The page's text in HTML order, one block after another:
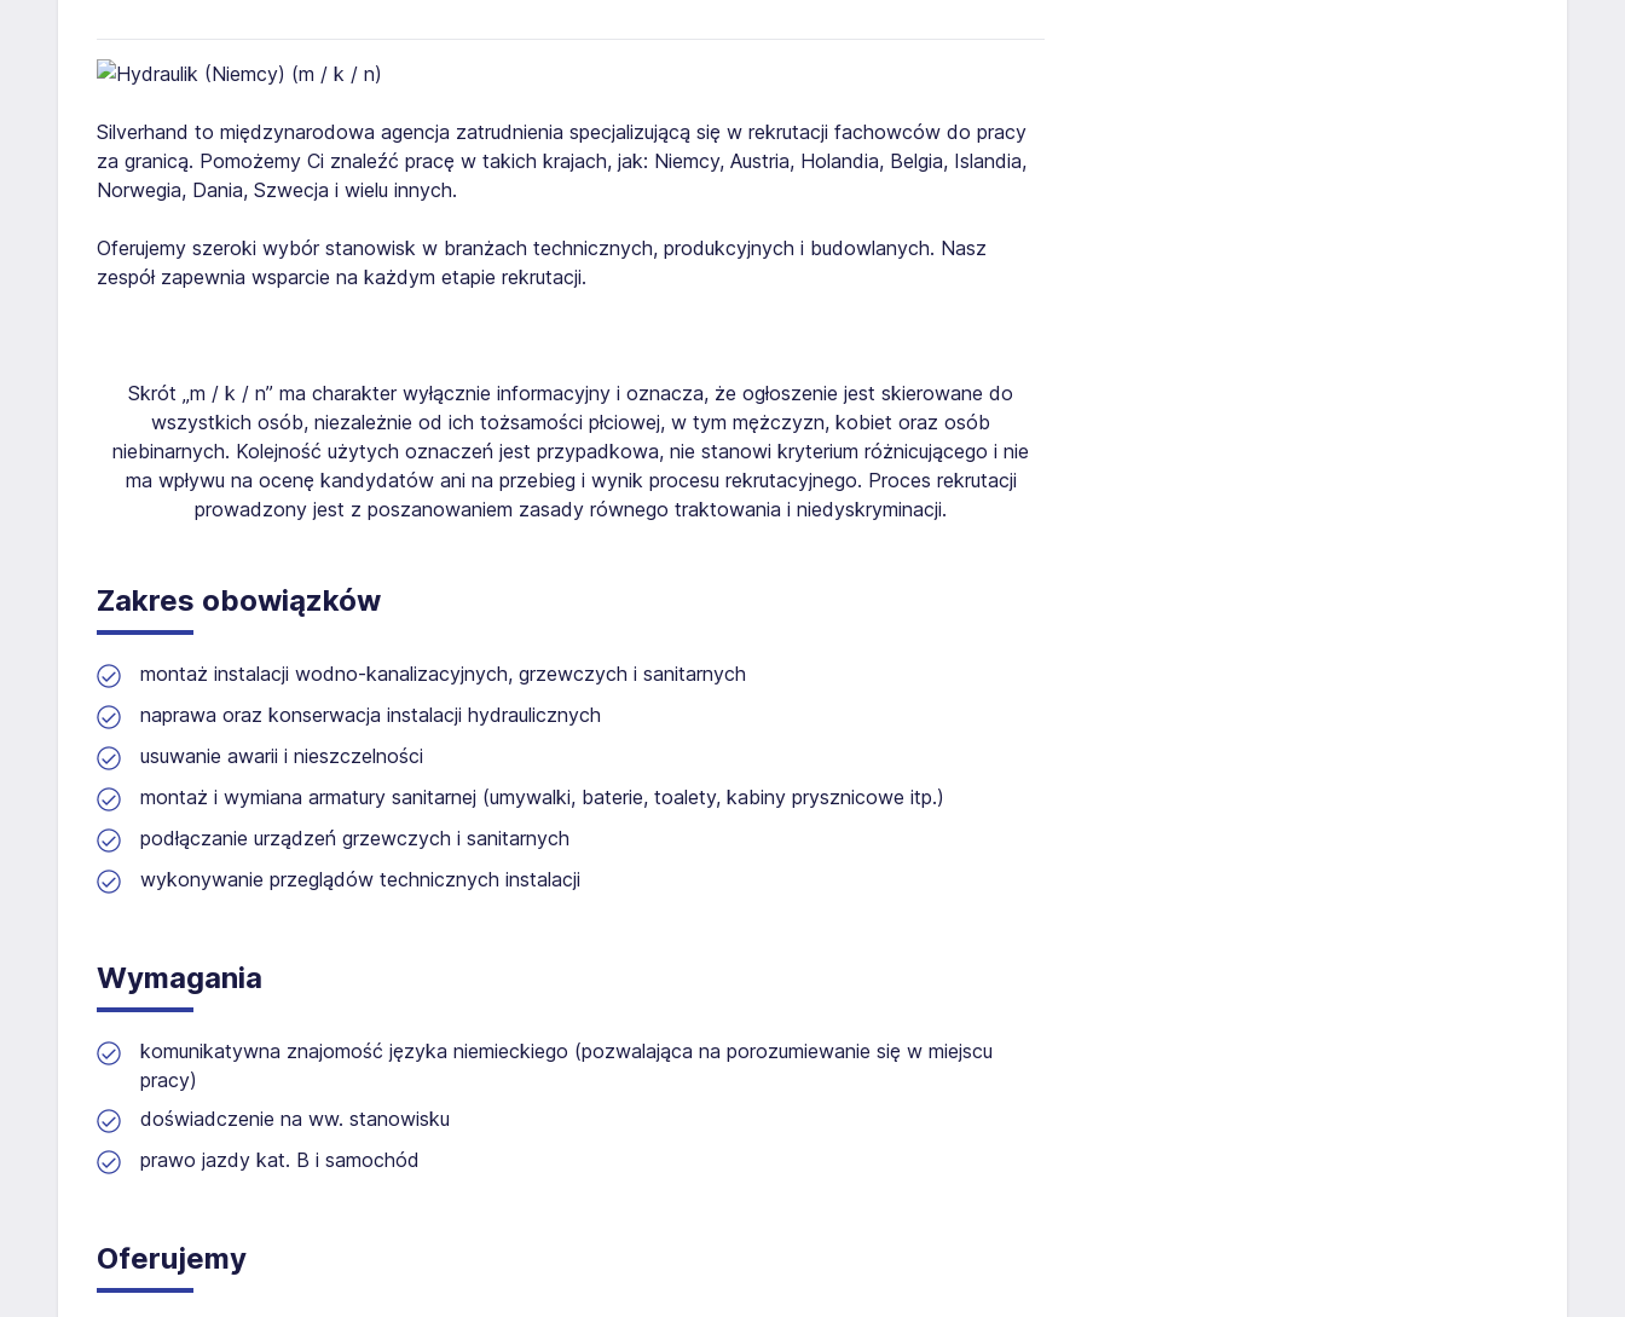
Silverhand to międzynarodowa agencja zatrudnienia specjalizującą się w rekrutacji fachowców do pracy
za granicą. Pomożemy Ci znaleźć pracę w takich krajach, jak: Niemcy, Austria, Holandia, Belgia, Islandia,
Norwegia, Dania, Szwecja i wielu innych.
Oferujemy szeroki wybór stanowisk w branżach technicznych, produkcyjnych i budowlanych. Nasz
zespół zapewnia wsparcie na każdym etapie rekrutacji.
Skrót „m / k / n” ma charakter wyłącznie informacyjny i oznacza, że ogłoszenie jest skierowane do
wszystkich osób, niezależnie od ich tożsamości płciowej, w tym mężczyzn, kobiet oraz osób
niebinarnych. Kolejność użytych oznaczeń jest przypadkowa, nie stanowi kryterium różnicującego i nie
ma wpływu na ocenę kandydatów ani na przebieg i wynik procesu rekrutacyjnego. Proces rekrutacji
prowadzony jest z poszanowaniem zasady równego traktowania i niedyskryminacji.
Zakres obowiązków
montaż instalacji wodno-kanalizacyjnych, grzewczych i sanitarnych
naprawa oraz konserwacja instalacji hydraulicznych
usuwanie awarii i nieszczelności
montaż i wymiana armatury sanitarnej (umywalki, baterie, toalety, kabiny prysznicowe itp.)
podłączanie urządzeń grzewczych i sanitarnych
wykonywanie przeglądów technicznych instalacji
Wymagania
komunikatywna znajomość języka niemieckiego (pozwalająca na porozumiewanie się w miejscu
pracy)
doświadczenie na ww. stanowisku
prawo jazdy kat. B i samochód
Oferujemy